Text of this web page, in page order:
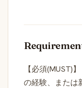
【必須(MUST)
の経験、または